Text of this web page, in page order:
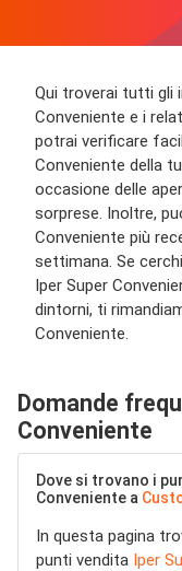
Qui troverai tutti gli
Conveniente e i
potrai verificare
Conveniente della
occasione delle
sorprese. Inoltre,
Conveniente più
settimana. Se
Iper Super
dintorni, ti
Conveniente.
Domande
Conveniente
Dove si trovano i
Conveniente a
In questa pagina
punti vendita Iper